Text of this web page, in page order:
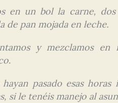
en un bol la carne,
de pan mojada en leche.
y mezclamos
hayan pasado esas
si le tenéis manejo al